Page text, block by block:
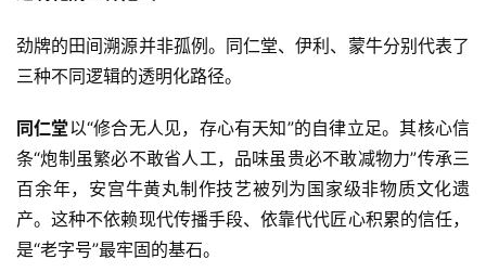
劲牌的田间溯源并非孤例。同仁堂、伊利、蒙牛分别代表了
三种不同逻辑的透明化路径。
同仁堂以“修合无人见，存心有天知”的自律立足。其核心信
条“炮制虽繁必不敢省人工，品味虽贵必不敢减物力”传承三
百余年， 安宫牛黄丸制作技艺被列为国家级非物质文化遗
产。这种不依赖现代传播手段、依靠代代匠心积累的信任，
是“老字号”最牢固的基石。